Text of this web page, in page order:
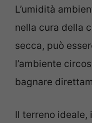
L’umidità
nella cura della
secca, può
l’ambiente
bagnare
Il terreno ideale,